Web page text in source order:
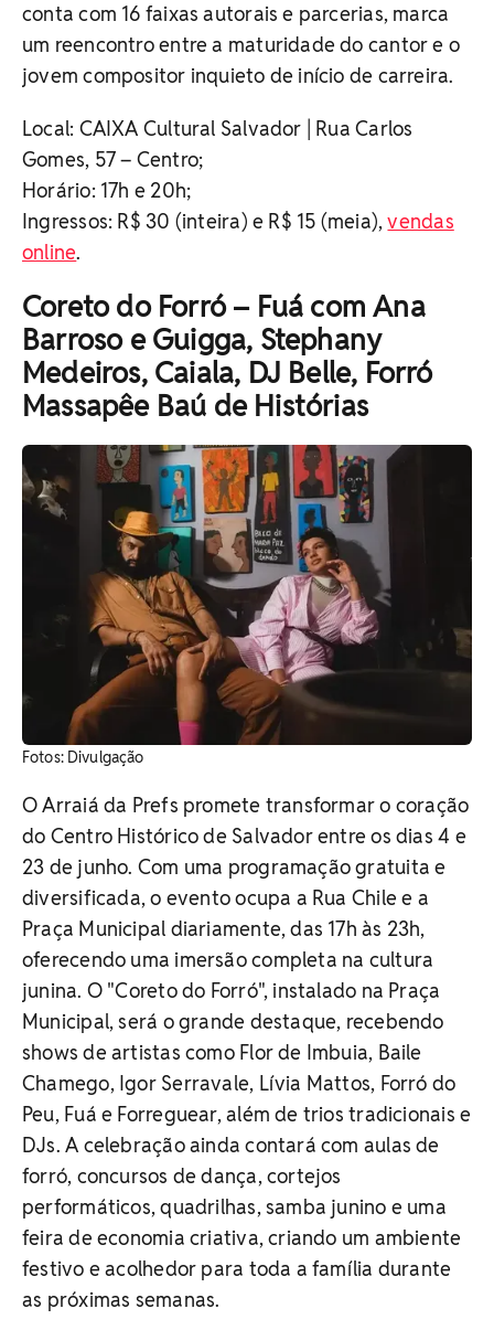
conta com 16 faixas autorais e parcerias, marca
um reencontro entre a maturidade do cantor e o
jovem compositor inquieto de início de carreira.
Local: CAIXA Cultural Salvador | Rua Carlos
Gomes, 57 – Centro;
Horário: 17h e 20h;
Ingressos: R$ 30 (inteira) e R$ 15 (meia),vendas
online.
Coreto do Forró – Fuá com Ana
Barroso e Guigga, Stephany
Medeiros, Caiala, DJ Belle, Forró
Massapêe Baú de Histórias
Fotos: Divulgação
O Arraiá da Prefs promete transformar o coração
do Centro Histórico de Salvador entre os dias 4 e
23 de junho. Com uma programação gratuita e
diversificada, o evento ocupa a Rua Chile e a
Praça Municipal diariamente, das 17h às 23h,
oferecendo uma imersão completa na cultura
junina. O "Coreto do Forró", instalado na Praça
Municipal, será o grande destaque, recebendo
shows de artistas como Flor de Imbuia, Baile
Chamego, Igor Serravale, Lívia Mattos, Forró do
Peu, Fuá e Forreguear, além de trios tradicionais e
DJs. A celebração ainda contará com aulas de
forró, concursos de dança, cortejos
performáticos, quadrilhas, samba junino e uma
feira de economia criativa, criando um ambiente
festivo e acolhedor para toda a família durante
as próximas semanas.